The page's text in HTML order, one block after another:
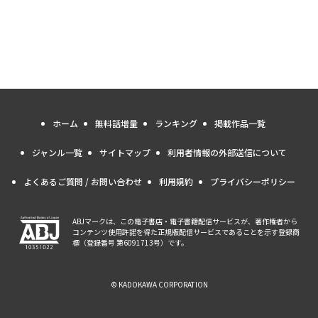
ホーム 無料話増量 ランキング 掲載作品一覧
ジャンル一覧 サイトマップ 利用者情報の外部送信について
よくあるご質問 / お問い合わせ 利用規約 プライバシーポリシー
ABJマークは、この電子書店・電子書籍配信サービスが、著作権者から
コンテンツ使用許諾を得た正規版配信サービスであることを示す登録商
標（登録番号 第6091713号）です。
© KADOKAWA CORPORATION